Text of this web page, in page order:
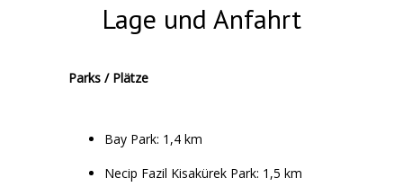
Lage und Anfahrt
Parks / Plätze
Bay Park: 1,4 km
Necip Fazil Kisakürek Park: 1,5 km